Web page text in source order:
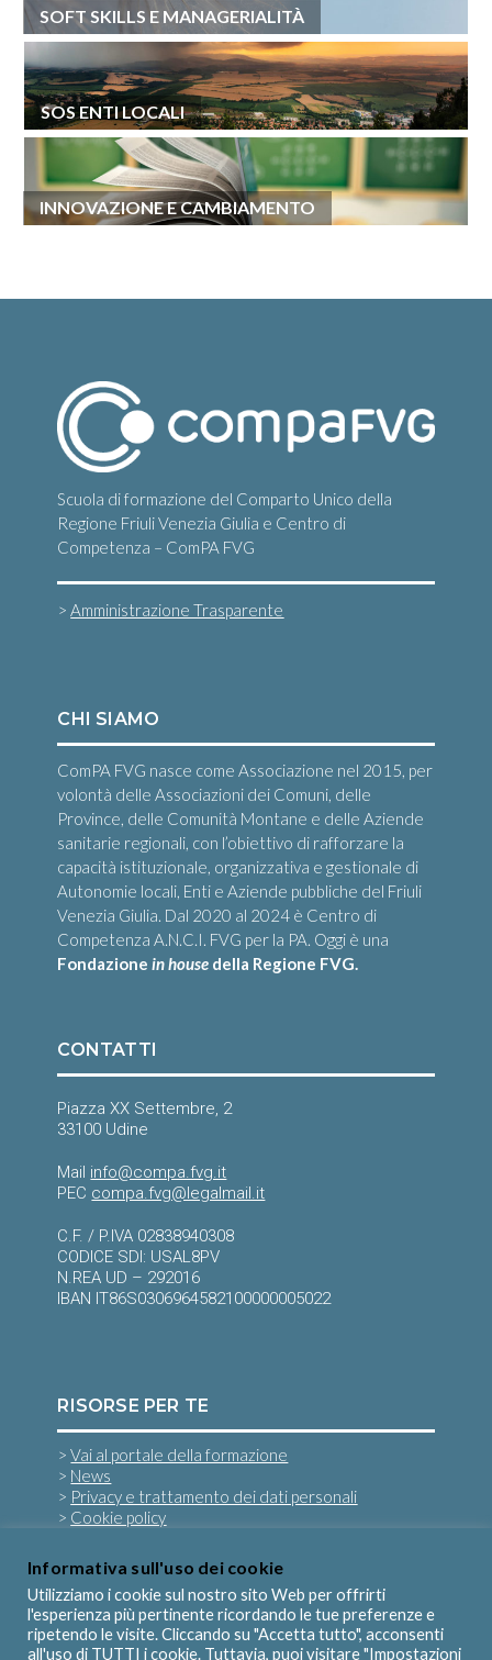
SOFT SKILLS E MANAGERIALITÀ
SOS ENTI LOCALI
INNOVAZIONE E CAMBIAMENTO
Scuola di formazione del Comparto Unico della
Regione Friuli Venezia Giulia e Centro di
Competenza – ComPA FVG
>Amministrazione Trasparente
CHI SIAMO
ComPA FVG nasce come Associazione nel 2015, per
volontà delle Associazioni dei Comuni, delle
Province, delle Comunità Montane e delle Aziende
sanitarie regionali, con l’obiettivo di rafforzare la
capacità istituzionale, organizzativa e gestionale di
Autonomie locali, Enti e Aziende pubbliche del Friuli
Venezia Giulia. Dal 2020 al 2024 è Centro di
Competenza A.N.C.I. FVG per la PA. Oggi è una
Fondazionein house della Regione FVG.
CONTATTI
Piazza XX Settembre, 2
33100 Udine
Mail info@compa.fvg.it
PEC compa.fvg@legalmail.it
C.F. / P.IVA 02838940308
CODICE SDI: USAL8PV
N.REA UD – 292016
IBAN IT86S0306964582100000005022
RISORSE PER TE
>Vai al portale della formazione
> News
> Privacy e trattamento dei dati personali
> Cookie policy
SEGUICI SU
Informativa sull'uso dei cookie
Utilizziamo i cookie sul nostro sito Web per offrirti
l'esperienza più pertinente ricordando le tue preferenze e
ripetendo le visite. Cliccando su "Accetta tutto", acconsenti
all'uso di TUTTI i cookie. Tuttavia, puoi visitare "Impostazioni